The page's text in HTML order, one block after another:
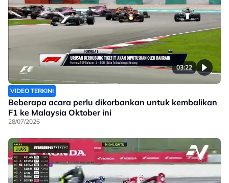
03:22
VIDEO TERKINI
Beberapa acara perlu dikorbankan untuk kembalikan
F1 ke Malaysia Oktober ini
28/07/2026